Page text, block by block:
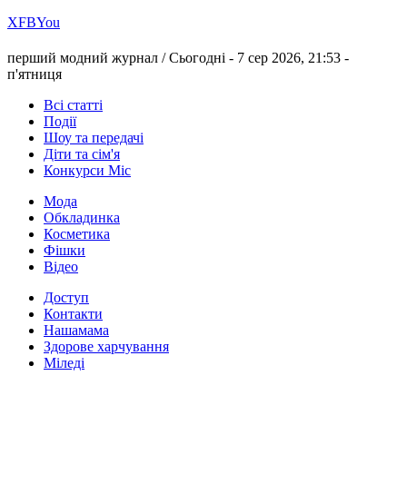
ХFBYou
перший модний журнал /Сьогодні - 7 сер 2026, 21:53 -
п'ятниця
Всі статті
Події
Шоу та передачі
Діти та сім'я
Конкурси Міс
Мода
Обкладинка
Косметика
Фішки
Відео
Доступ
Контакти
Нашамама
Здорове харчування
Міледі